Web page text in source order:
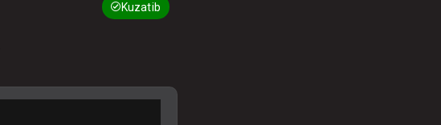
Kuzatib boring